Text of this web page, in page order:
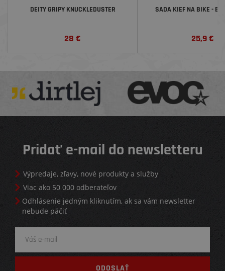
DEITY GRIPY KNUCKLEDUSTER
28 €
SADA KIEF NA BIKE -
25,9€
Pridať e-mail do newsletteru
Výpredaje, zľavy, nové produkty a služby
Viac ako 50 000 odberateľov
Odhlásenie jedným kliknutím, ak sa vám newsletter
nebude páčiť